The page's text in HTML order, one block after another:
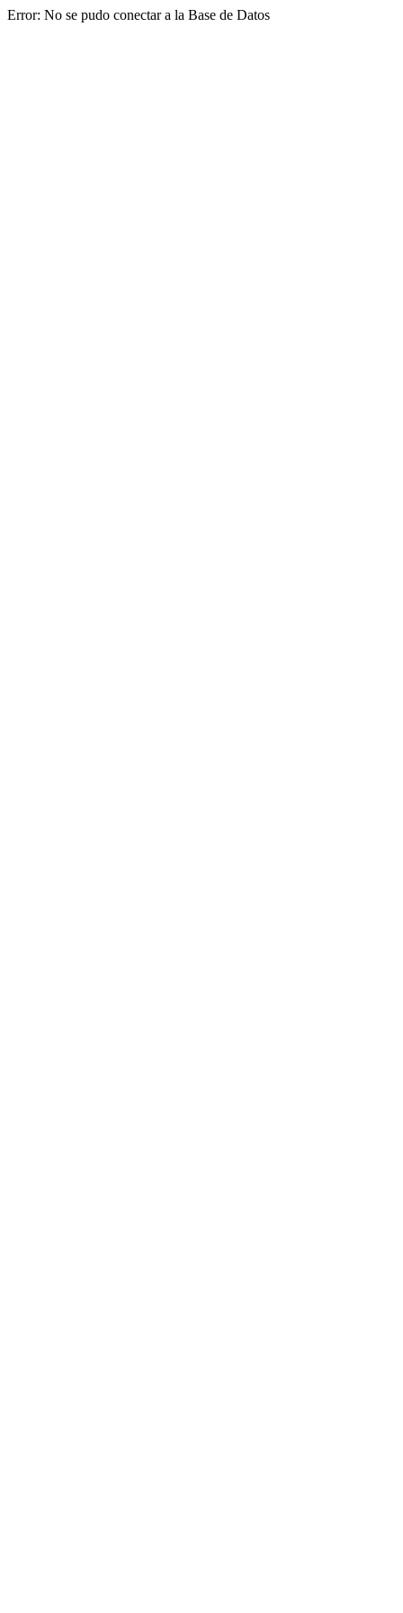
Error: No se pudo conectar a la Base de Datos